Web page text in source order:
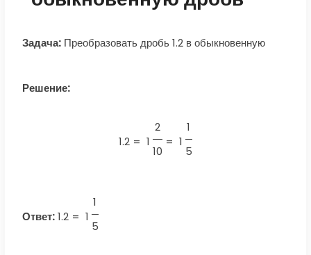
Задача:Преобразовать дробь 1.2 в обыкновенную
Решение:
1.2 = 1
2
10
= 1
1
5
Ответ: 1.2 = 1
1
5